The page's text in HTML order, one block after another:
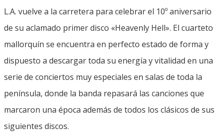
L.A. vuelve a la carretera para celebrar el 10º aniversario
de su aclamado primer disco «Heavenly Hell». El cuarteto
mallorquín se encuentra en perfecto estado de forma y
dispuesto a descargar toda su energía y vitalidad en una
serie de conciertos muy especiales en salas de toda la
península, donde la banda repasará las canciones que
marcaron una época además de todos los clásicos de sus
siguientes discos.